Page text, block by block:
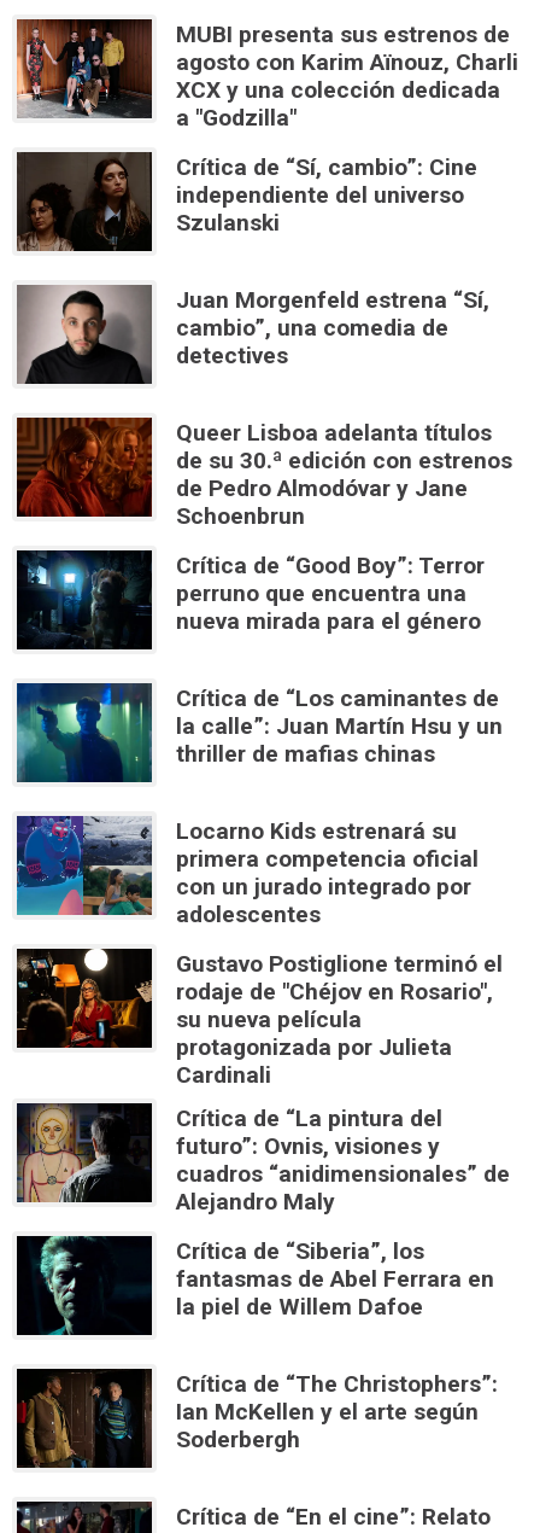
MUBI presenta sus estrenos de
agosto con Karim Aïnouz, Charli
XCX y una colección dedicada
a "Godzilla"
Crítica de “Sí, cambio”: Cine
independiente del universo
Szulanski
Juan Morgenfeld estrena “Sí,
cambio”, una comedia de
detectives
Queer Lisboa adelanta títulos
de su 30.ª edición con estrenos
de Pedro Almodóvar y Jane
Schoenbrun
Crítica de “Good Boy”: Terror
perruno que encuentra una
nueva mirada para el género
Crítica de “Los caminantes de
la calle”: Juan Martín Hsu y un
thriller de mafias chinas
Locarno Kids estrenará su
primera competencia oficial
con un jurado integrado por
adolescentes
Gustavo Postiglione terminó el
rodaje de "Chéjov en Rosario",
su nueva película
protagonizada por Julieta
Cardinali
Crítica de “La pintura del
futuro”: Ovnis, visiones y
cuadros “anidimensionales” de
Alejandro Maly
Crítica de “Siberia”, los
fantasmas de Abel Ferrara en
la piel de Willem Dafoe
Crítica de “The Christophers”:
Ian McKellen y el arte según
Soderbergh
Crítica de “En el cine”: Relato